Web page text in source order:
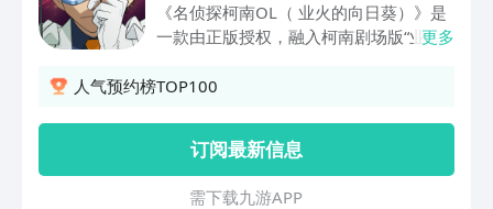
《名侦探柯南OL（ 业火的向日葵）》是
一款由正版授权，融入柯南剧场版“业火
失落名画，对抗基德等全新玩法的融入，
绝对能给您带来截然不同的游戏体验！
更多
人气预约榜TOP100
订阅最新信息
需 下 载 九 游 A P P